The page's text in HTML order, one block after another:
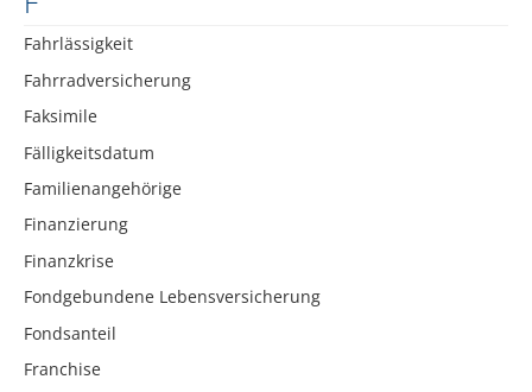
Fahrlässigkeit
Fahrradversicherung
Faksimile
Fälligkeitsdatum
Familienangehörige
Finanzierung
Finanzkrise
Fondgebundene Lebensversicherung
Fondsanteil
Franchise